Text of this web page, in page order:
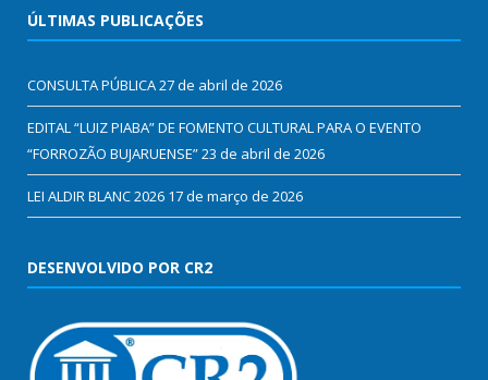
ÚLTIMAS PUBLICAÇÕES
CONSULTA PÚBLICA27 de abril de 2026
EDITAL “LUIZ PIABA” DE FOMENTO CULTURAL PARA O EVENTO
“FORROZÃO BUJARUENSE”23 de abril de 2026
LEI ALDIR BLANC 2026 17 de março de 2026
DESENVOLVIDO POR CR2